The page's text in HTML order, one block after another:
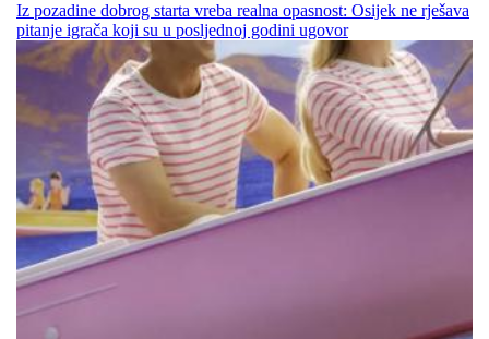
Iz pozadine dobrog starta vreba realna opasnost: Osijek ne rješava
pitanje igrača koji su u posljednoj godini ugovor